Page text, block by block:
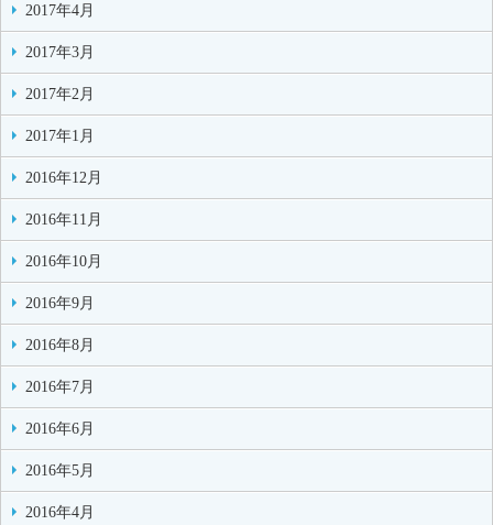
2017年4月
2017年3月
2017年2月
2017年1月
2016年12月
2016年11月
2016年10月
2016年9月
2016年8月
2016年7月
2016年6月
2016年5月
2016年4月